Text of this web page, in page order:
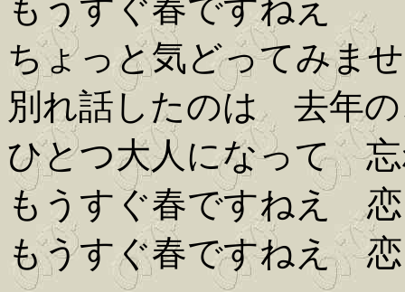
もうすぐ春ですねえ
ちょっと気どってみま
別れ話したのは 去年
ひとつ大人になって
もうすぐ春ですねえ
もうすぐ春ですねえ